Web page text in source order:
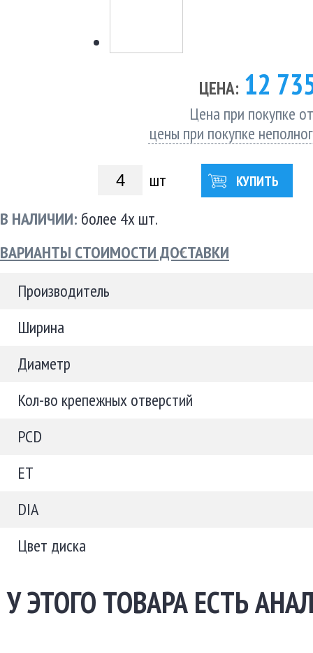
ЦЕНА: 12
Цена при покупке
цены при покупке
шт КУПИТЬ
В НАЛИЧИИ: более 4х шт.
ВАРИАНТЫ СТОИМОСТИ ДОСТАВКИ
Производитель
Ширина
Диаметр
Кол-во крепежных отверстий
PCD
ET
DIA
Цвет диска
У ЭТОГО ТОВАРА ЕСТЬ